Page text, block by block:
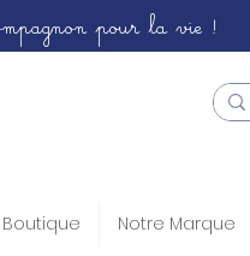
pour la vie !
Notre Marque